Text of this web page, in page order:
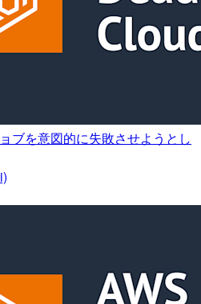
ブを意図的に失敗させようとし